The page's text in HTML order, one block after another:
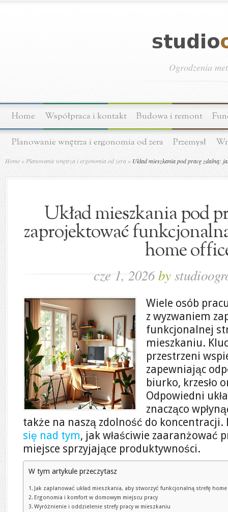
Ogrodzenia
Home Współpraca i kontakt Budowa i remont
Planowanie wnętrza i ergonomia od zera Przemysł
Home » Planowanie wnętrza i ergonomia od zera » Układ mieszkania pod pracę zdalną:
Układ mieszkania pod
zaprojektować
home
cze 1, 2026by
Wiele osób
z wyzwaniem
funkcjonalnej
mieszkaniu.
przestrzeni
zapewniając
biurko, krzesło
Odpowiedni
znacząco
także na naszą zdolność do
się nad tym, jak właściwie zaaranżować
miejsce sprzyjające produktywności.
W tym artykule przeczytasz
Jak zaplanować układ mieszkania, aby stworzyć funkcjonalną strefę home
Ergonomia i komfort w domowym miejscu pracy
Wyróżnienie i oddzielenie strefy pracy w mieszkaniu